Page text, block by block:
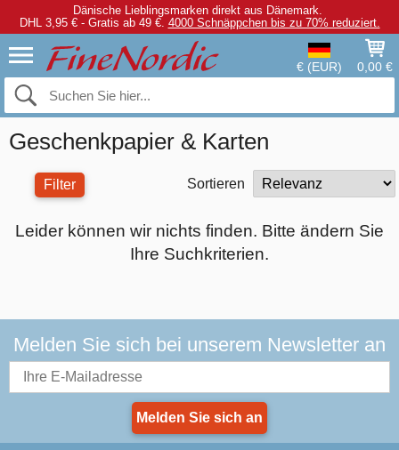
Dänische Lieblingsmarken direkt aus Dänemark.
DHL 3,95 € - Gratis ab 49 €. 4000 Schnäppchen bis zu 70% reduziert.
€ (EUR) 0,00 €
Geschenkpapier & Karten
Filter Sortieren
Leider können wir nichts finden. Bitte ändern Sie
Ihre Suchkriterien.
Melden Sie sich bei unserem Newsletter an
Melden Sie sich an